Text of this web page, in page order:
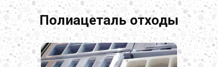
Полиацеталь отходы